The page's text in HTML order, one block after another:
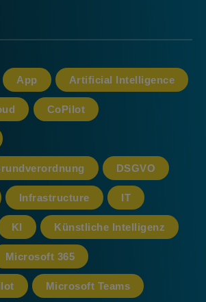
App Artificial Intelligence
CoPilot
DSGVO
Infrastructure IT
KI Künstliche Intelligenz
Microsoft 365
Microsoft Teams